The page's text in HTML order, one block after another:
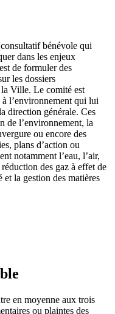
bénévole qui
dans les enjeux
de formuler des
les dossiers
Ville. Le comité est
l’environnement qui lui
direction générale. Ces
de l’environnement, la
ou encore des
plans d’action ou
notamment l’eau, l’air,
des gaz à effet de
la gestion des matières
en moyenne aux trois
ou plaintes des